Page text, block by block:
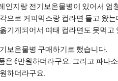
인지랑 전기보온물병이 있어서 엄
으로 커피믹스랑 컵라면 들고 왔는
기게되어서 여태 컵라면도 못먹고
보온물병 구매하기로 했습니다.
은 6만원하더라구요. 그리고 파나
하더라구요.